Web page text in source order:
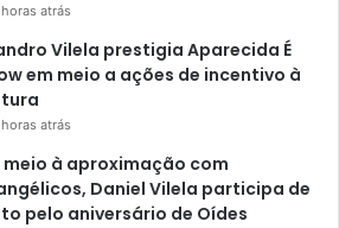
atrás
Vilela prestigia Aparecida É
em meio a ações de incentivo à
atrás
meio à aproximação com
Daniel Vilela participa de
pelo aniversário de Oídes